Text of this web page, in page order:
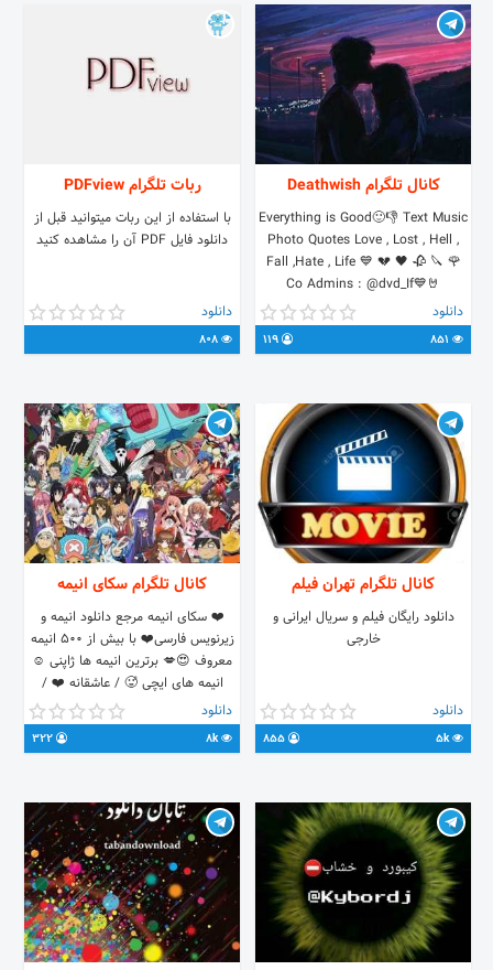
کانال تلگرام Deathwish
Everything is Good🙂👎 Text Music
Photo Quotes Love , Lost , Hell ,
Fall ,Hate , Life 💙 💔 🖤 🥀 🔪 🌹
Co Admins : @dvd_If💙🤘
@pouriyaahmadi💔🥀
@meysammohammadi99💎
دانلود
ربات تلگرام PDFview
با استفاده از این ربات میتوانید قبل از
دانلود فایل PDF آن را مشاهده کنید
دانلود
کانال تلگرام تهران فیلم
دانلود رایگان فیلم و سریال ایرانی و
خارجی
دانلود
5k
کانال تلگرام سکای انیمه
❤️ سکای انیمه مرجع دانلود انیمه و
زیرنویس فارسی❤️ با بیش از 500 انیمه
معروف 😍💋 برترین انیمه ها ژاپنی ☺️
انیمه های ایچی 🥵 / عاشقانه ❤️ /
اکشن 😜 / مدرسه ای😕 / خون آشامی
😈 / فانتزی🙈 و هر روز کلی انیمه های
مختلف به کانال اضافه میشه 😍😍 تازه
👇🔞💯 آیدی کانال : @Sekai_anime
از طریق تلگرام😎
t.me/joinchat/WRcCUUtJYFF5KqZA
دانلود
8k